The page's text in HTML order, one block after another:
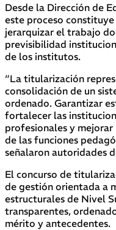
Desde la Dirección de
este proceso
jerarquizar el trabajo
previsibilidad
de los institutos.
“La titularización
consolidación de un
ordenado. Garantizar
fortalecer las
profesionales y
de las funciones
señalaron autoridades
El concurso de
de gestión orientada a
estructurales de Nivel
transparentes,
mérito y antecedentes.